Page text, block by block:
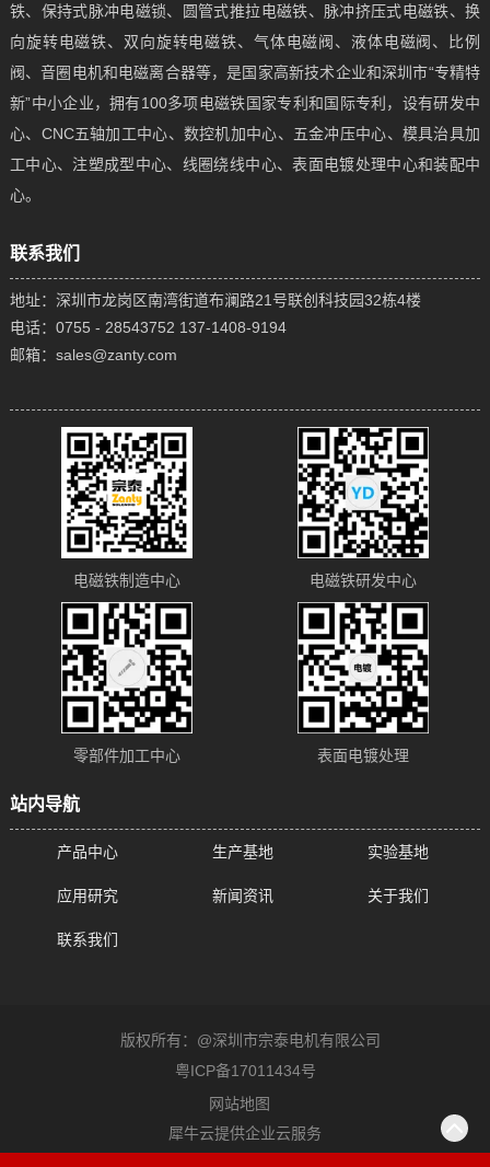
铁、保持式脉冲电磁锁、圆管式推拉电磁铁、脉冲挤压式电磁铁、换
向旋转电磁铁、双向旋转电磁铁、气体电磁阀、液体电磁阀、比例
阀、音圈电机和电磁离合器等，是国家高新技术企业和深圳市“专精特
新”中小企业，拥有100多项电磁铁国家专利和国际专利，设有研发中
心、CNC五轴加工中心、数控机加中心、五金冲压中心、模具治具加
工中心、注塑成型中心、线圈绕线中心、表面电镀处理中心和装配中
心。
联系我们
地址：深圳市龙岗区南湾街道布澜路21号联创科技园32栋4楼
电话：0755 - 28543752 137-1408-9194
邮箱：sales@zanty.com
电磁铁制造中心 电磁铁研发中心
零部件加工中心 表面电镀处理
站内导航
产品中心 生产基地 实验基地
应用研究 新闻资讯 关于我们
联系我们
版权所有：@深圳市宗泰电机有限公司
粤ICP备17011434号
网站地图
犀牛云提供企业云服务